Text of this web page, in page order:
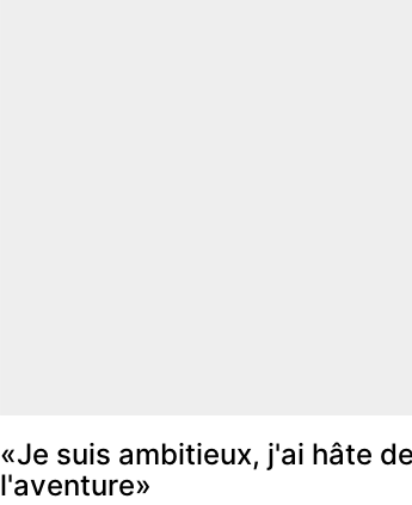
«Je suis ambitieux, j'ai hâte
l'aventure»